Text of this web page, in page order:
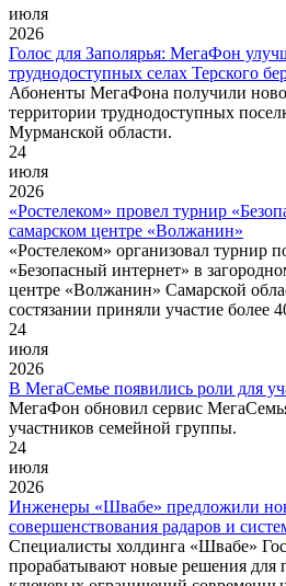
июля
2026
Голос для Заполярья: МегаФон
труднодоступных селах Терского
Абоненты МегаФона получили
территории труднодоступных
Мурманской области.
24
июля
2026
«Ростелеком» провел турнир
самарском центре «Волжанин»
«Ростелеком» организовал турнир
«Безопасный интернет» в
центре «Волжанин» Самарской
состязании приняли участие более
24
июля
2026
В МегаСемье появились роли для
МегаФон обновил сервис
участников семейной группы.
24
июля
2026
Инженеры «Швабе» предложили
совершенствования радаров и
Специалисты холдинга «Швабе»
прорабатывают новые решения для